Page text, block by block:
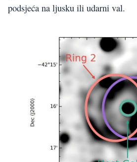
podsjeća na ljusku ili udarni val.